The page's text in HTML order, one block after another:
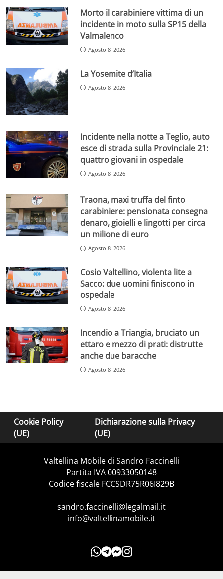
Morto il carabiniere vittima di un
incidente in moto sulla SP15 della
Valmalenco
Agosto 8, 2026
La Yosemite d’Italia
Agosto 8, 2026
Incidente nella notte a Teglio, auto
esce di strada sulla Provinciale 21:
quattro giovani in ospedale
Agosto 8, 2026
Traona, maxi truffa del finto
carabiniere: pensionata consegna
denaro, gioielli e lingotti per circa
un milione di euro
Agosto 8, 2026
Cosio Valtellino, violenta lite a
Sacco: due uomini finiscono in
ospedale
Agosto 8, 2026
Incendio a Triangia, bruciato un
ettaro e mezzo di prati: distrutte
anche due baracche
Agosto 8, 2026
Cookie Policy
(UE)
Dichiarazione sulla Privacy
(UE)
Valtellina Mobile di Sandro Faccinelli
Partita IVA 00933050148
Codice fiscale FCCSDR75R06I829B
sandro.faccinelli@legalmail.it
info@valtellinamobile.it